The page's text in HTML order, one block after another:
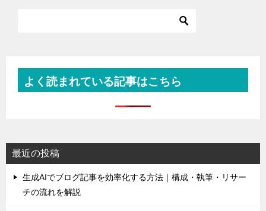
よく読まれている記事はこちら
最近の投稿
生成AIでブログ記事を効率化する方法｜構成・執筆・リサー
チの流れを解説